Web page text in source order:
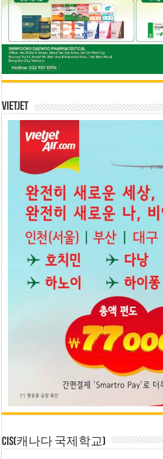
Vietjet
CIS(캐나다 국제학교)